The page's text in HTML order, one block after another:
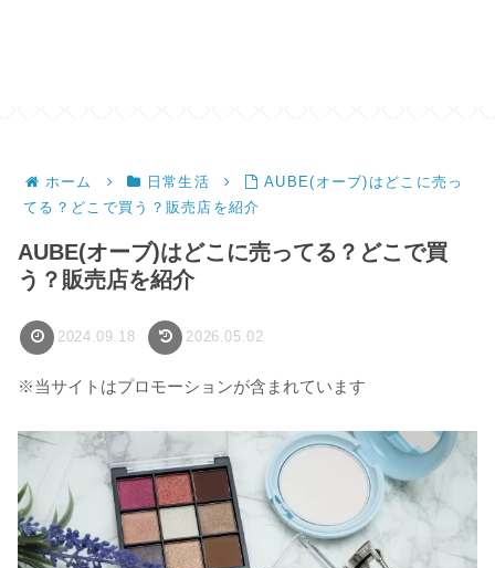
ホーム 日常生活
AUBE(オーブ)はどこに売っ
てる？どこで買う？販売店を紹介
AUBE(オーブ)はどこに売ってる？どこで買
う？販売店を紹介
2024.09.18 2026.05.02
※当サイトはプロモーションが含まれています